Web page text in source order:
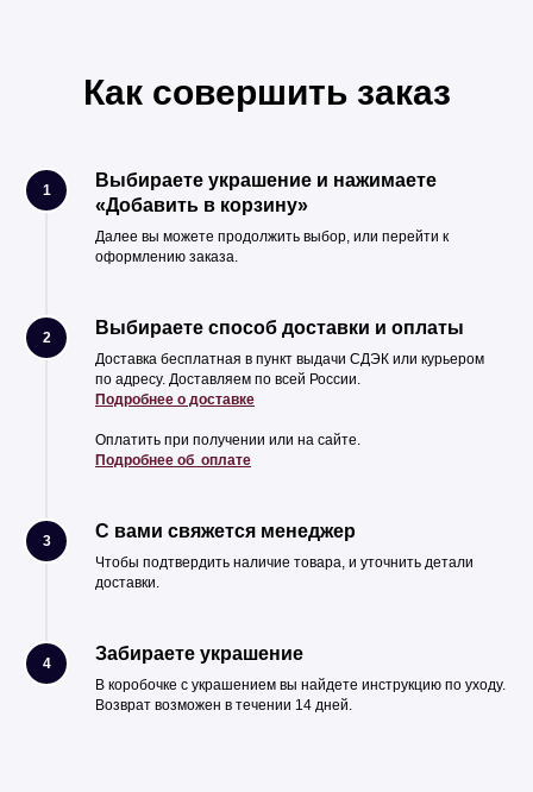
Как совершить заказ
1
Выбираете украшение и нажимаете
«Добавить в корзину»
Далее вы можете продолжить выбор, или перейти к
оформлению заказа.
2 Выбираете способ доставки и оплаты
Доставка бесплатная в пункт выдачи СДЭК или курьером
по адресу. Доставляем по всей России.
Подробнее о доставке
Оплатить при получении или на сайте.
Подробнее об оплате
3 С вами свяжется менеджер
Чтобы подтвердить наличие товара, и уточнить детали
доставки.
4 Забираете украшение
В коробочке с украшением вы найдете инструкцию по уходу.
Возврат возможен в течении 14 дней.